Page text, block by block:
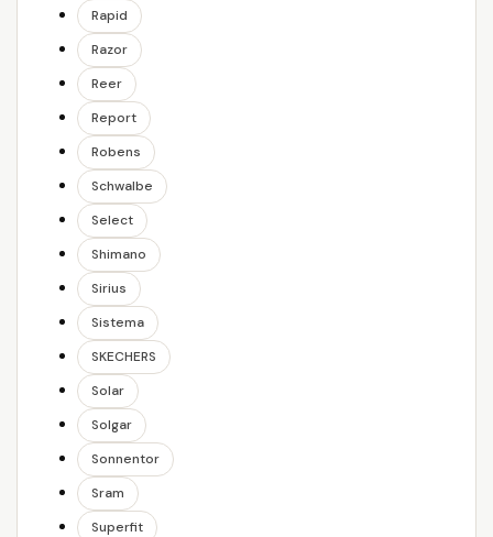
Rapid
Razor
Reer
Report
Robens
Schwalbe
Select
Shimano
Sirius
Sistema
SKECHERS
Solar
Solgar
Sonnentor
Sram
Superfit